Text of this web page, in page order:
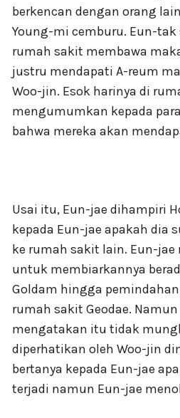
berkencan dengan orang
Young-mi cemburu. Eun-tak
rumah sakit membawa
justru mendapati A-reum
Woo-jin. Esok harinya di
mengumumkan kepada
bahwa mereka akan
Usai itu, Eun-jae dihampiri
kepada Eun-jae apakah dia
ke rumah sakit lain. Eun-jae
untuk membiarkannya
Goldam hingga
rumah sakit Geodae.
mengatakan itu tidak
diperhatikan oleh Woo-jin
bertanya kepada Eun-jae
terjadi namun Eun-jae